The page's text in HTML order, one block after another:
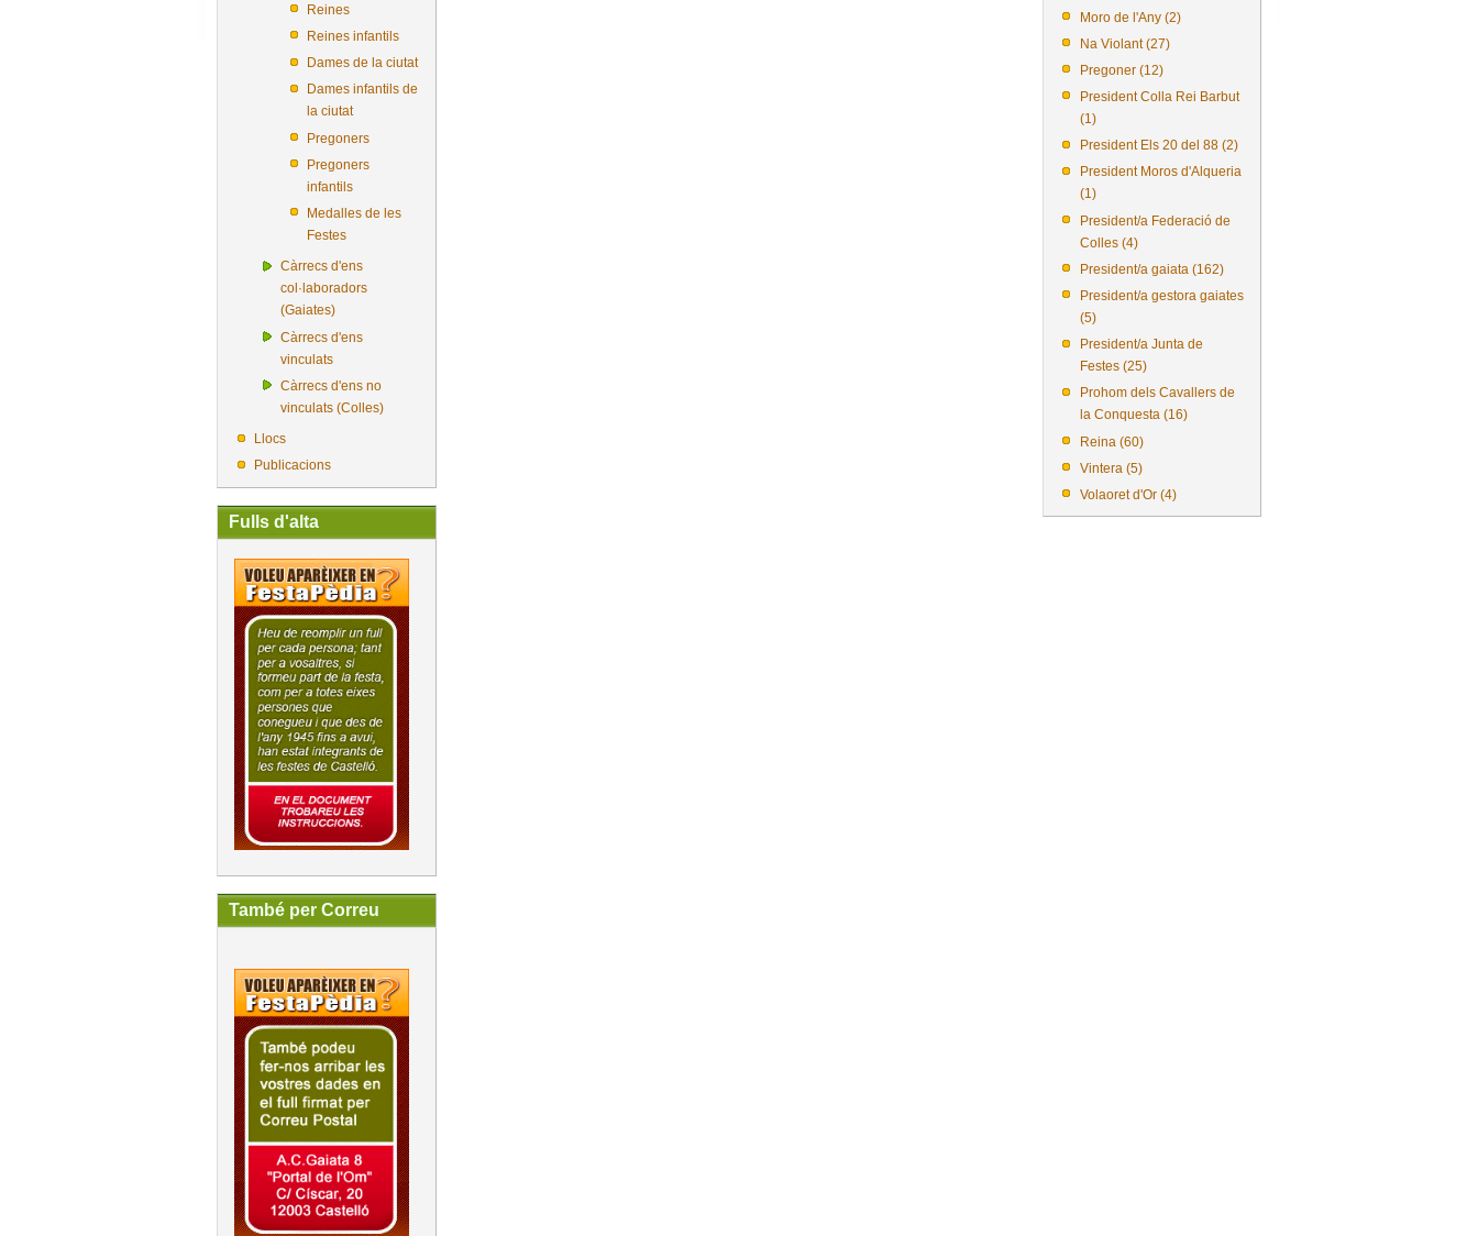
Reines
Reines infantils
Dames de la ciutat
Dames infantils de
la ciutat
Pregoners
Pregoners
infantils
Medalles de les
Festes
Càrrecs d'ens
col·laboradors
(Gaiates)
Càrrecs d'ens
vinculats
Càrrecs d'ens no
vinculats (Colles)
Llocs
Publicacions
Fulls d'alta
També per Correu
Moro de l'Any (2)
Na Violant (27)
Pregoner (12)
President Colla Rei Barbut
(1)
President Els 20 del 88 (2)
President Moros d'Alqueria
(1)
President/a Federació de
Colles (4)
President/a gaiata (162)
President/a gestora gaiates
(5)
President/a Junta de
Festes (25)
Prohom dels Cavallers de
la Conquesta (16)
Reina (60)
Vintera (5)
Volaoret d'Or (4)